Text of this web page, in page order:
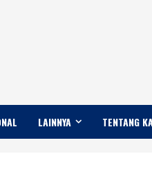
LAINNYA TENTANG